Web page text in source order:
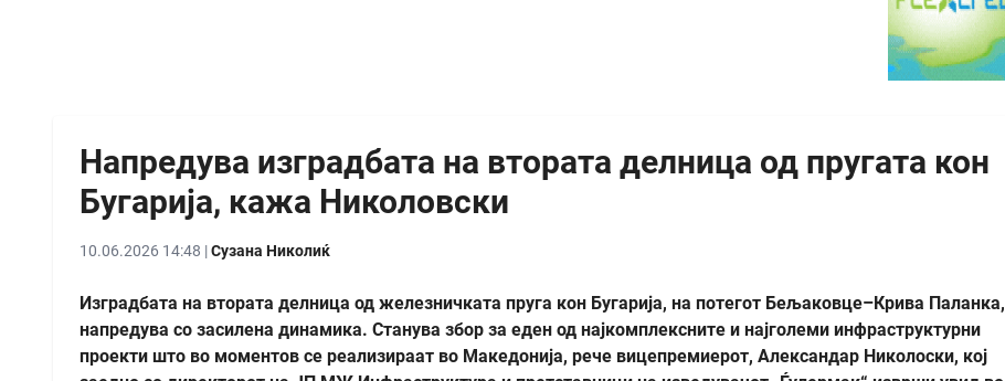
Напредува изградбата на втората делница од пругата кон
Бугарија, кажа Николовски
10.06.2026 14:48 |Сузана Николиќ
Изградбата на втората делница од железничката пруга кон Бугарија, на потегот Бељаковце–Крива Паланка,
напредува со засилена динамика. Станува збор за еден од најкомплексните и најголеми инфраструктурни
проекти што во моментов се реализираат во Македонија, рече вицепремиерот, Александар Николоски, кој